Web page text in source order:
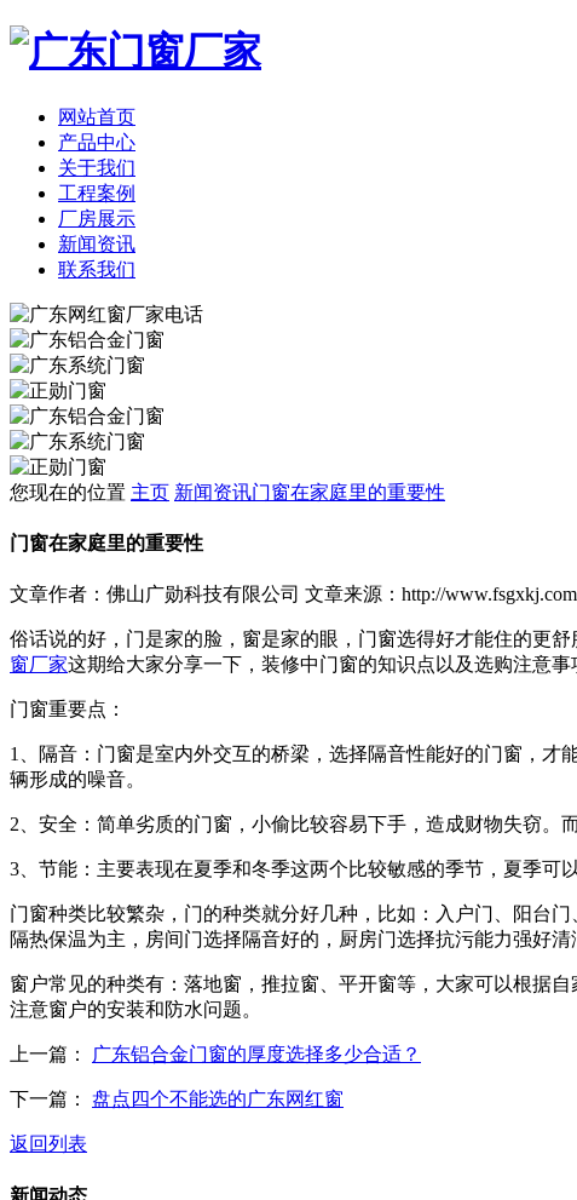
网站首页
产品中心
关于我们
工程案例
厂房展示
新闻资讯
联系我们
您现在的位置 主页 新闻资讯门窗在家庭里的重要性
门窗在家庭里的重要性
文章作者：佛山广勋科技有限公司 文章来源：http://
俗话说的好，门是家的脸，窗是家的眼，门窗选得好才能住的更
窗厂家这期给大家分享一下，装修中门窗的知识点以及选购注意事
门窗重要点：
1、隔音：门窗是室内外交互的桥梁，选择隔音性能好的门窗，
辆形成的噪音。
2、安全：简单劣质的门窗，小偷比较容易下手，造成财物失窃。
3、节能：主要表现在夏季和冬季这两个比较敏感的季节，夏季可
门窗种类比较繁杂，门的种类就分好几种，比如：入户门、阳台
隔热保温为主，房间门选择隔音好的，厨房门选择抗污能力强好清
窗户常见的种类有：落地窗，推拉窗、平开窗等，大家可以根据
注意窗户的安装和防水问题。
上一篇： 广东铝合金门窗的厚度选择多少合适？
下一篇： 盘点四个不能选的广东网红窗
返回列表
新闻动态